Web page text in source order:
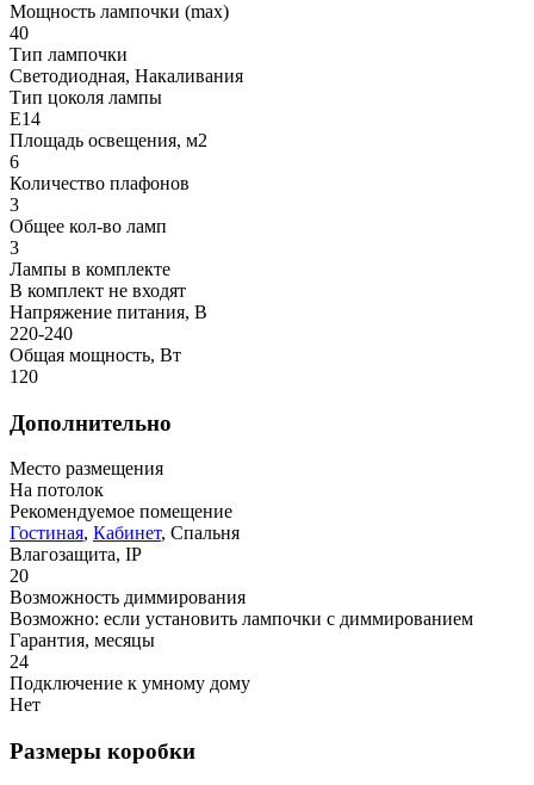
Мощность лампочки (max)
40
Тип лампочки
Светодиодная, Накаливания
Тип цоколя лампы
E14
Площадь освещения, м2
6
Количество плафонов
3
Общее кол-во ламп
3
Лампы в комплекте
В комплект не входят
Напряжение питания, В
220-240
Общая мощность, Вт
120
Дополнительно
Место размещения
На потолок
Рекомендуемое помещение
Гостиная, Кабинет, Спальня
Влагозащита, IP
20
Возможность диммирования
Возможно: если установить лампочки с диммированием
Гарантия, месяцы
24
Подключение к умному дому
Нет
Размеры коробки